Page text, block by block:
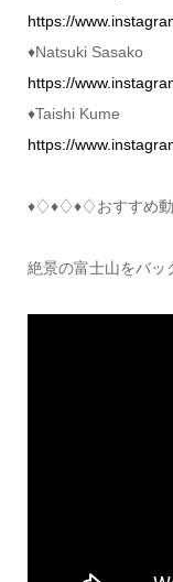
https://
♦︎Natsuki Sasako
https://
♦︎Taishi Kume
https://
♦︎♢♦︎♢♦︎♢おすすめ
絶景の富士山をバッ